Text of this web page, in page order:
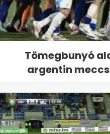
Tömegbunyó
argentin